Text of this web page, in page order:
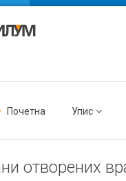
Почетна Упис
отворених